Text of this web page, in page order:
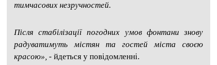
тимчасових незручностей.
Після стабілізації погодних умов фонтани знову
радуватимуть містян та гостей міста своєю
красою», - йдеться у повідомленні.